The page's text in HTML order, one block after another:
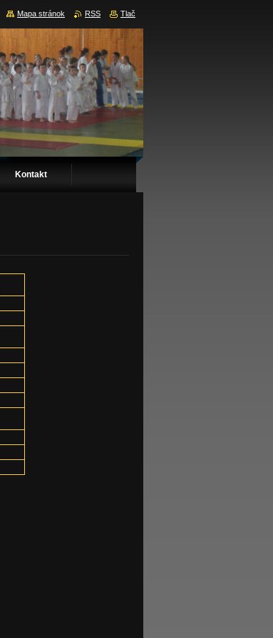
Kontakt
Mapa stránok RSS Tlač